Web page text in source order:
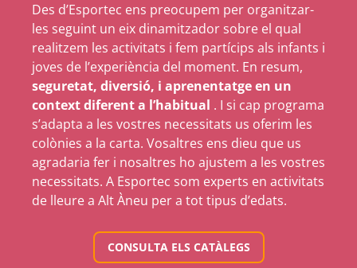
Des d’Esportec ens preocupem per organitzar-
les seguint un eix dinamitzador sobre el qual
realitzem les activitats i fem partícips als infants i
joves de l’experiència del moment. En resum,
seguretat, diversió, i aprenentatge en un
context diferent a l’habitual . I si cap programa
s’adapta a les vostres necessitats us oferim les
colònies a la carta. Vosaltres ens dieu que us
agradaria fer i nosaltres ho ajustem a les vostres
necessitats. A Esportec som experts en activitats
de lleure a Alt Àneu per a tot tipus d’edats.
CONSULTA ELS CATÀLEGS